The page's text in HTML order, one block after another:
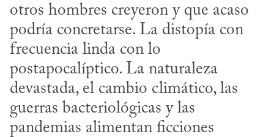
otros hombres creyeron y que acaso
podría concretarse. La distopía con
frecuencia linda con lo
postapocalíptico. La naturaleza
devastada, el cambio climático, las
guerras bacteriológicas y las
pandemias alimentan ficciones